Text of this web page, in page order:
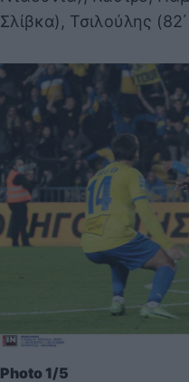
Σλίβκα), Τσιλούλης
Photo 1/5